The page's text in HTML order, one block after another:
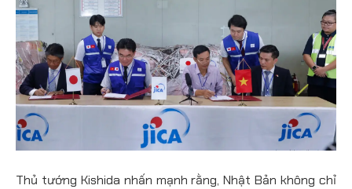
Thủ tướng Kishida nhấn mạnh rằng, Nhật Bản không chỉ